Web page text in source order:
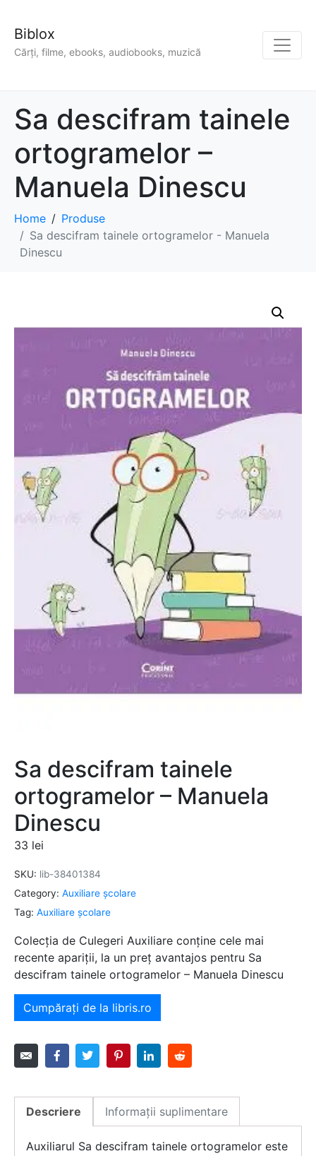
Biblox
Cărți, filme, ebooks, audiobooks, muzică
Sa descifram tainele
ortogramelor –
Manuela Dinescu
Home
Produse
Sa descifram tainele ortogramelor - Manuela
Dinescu
Sa descifram tainele
ortogramelor – Manuela
Dinescu
33 lei
SKU: lib-38401384
Category: Auxiliare şcolare
Tag: Auxiliare şcolare
Colecția de Culegeri Auxiliare conține cele mai
recente apariții, la un preț avantajos pentru Sa
descifram tainele ortogramelor – Manuela Dinescu
Cumpărați de la libris.ro
Descriere Informații suplimentare
Auxiliarul Sa descifram tainele ortogramelor este